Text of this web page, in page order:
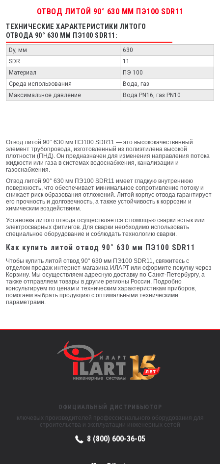
ОТВОД ЛИТОЙ 90° 630 ММ ПЭ100 SDR11
ТЕХНИЧЕСКИЕ ХАРАКТЕРИСТИКИ ЛИТОГО
ОТВОДА 90° 630 ММ ПЭ100 SDR11:
Dy, мм
630
SDR
11
Материал
ПЭ 100
Среда использования
Вода, газ
Максимальное давление
Вода PN16, газ PN10
Отвод литой 90° 630 мм ПЭ100 SDR11 — это высококачественный
элемент трубопровода, изготовленный из полиэтилена высокой
плотности (ПНД). Он предназначен для изменения направления потока
жидкости или газа в системах водоснабжения, канализации и
газоснабжения.
Отвод литой 90° 630 мм ПЭ100 SDR11 имеет гладкую внутреннюю
поверхность, что обеспечивает минимальное сопротивление потоку и
снижает риск образования отложений. Литой корпус отвода гарантирует
его прочность и долговечность, а также устойчивость к коррозии и
химическим воздействиям.
Установка литого отвода осуществляется с помощью сварки встык или
электросварных фитингов. Для сварки необходимо использовать
специальное оборудование и соблюдать технологию сварки.
Как купить литой отвод 90° 630 мм ПЭ100 SDR11
Чтобы купить литой отвод 90° 630 мм ПЭ100 SDR11, свяжитесь с
отделом продаж интернет-магазина ИЛАРТ или оформите покупку через
Корзину. Мы осуществляем адресную доставку по Санкт-Петербургу, а
также отправляем товары в другие регионы России. Подробно
консультируем по ценам и техническим характеристикам приборов,
помогаем выбрать продукцию с оптимальными техническими
параметрами.
ОФИЦИАЛЬНЫЙ ДИСТРИБЬЮТОР
ключевых производителей профессионального оборудования для
строительства и эксплуатации инженерных сетей
8 (800) 600-36-05